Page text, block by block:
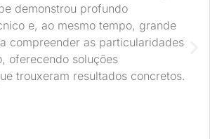
demonstrou profundo
e, ao mesmo tempo, grande
compreender as particularidades
oferecendo soluções
trouxeram resultados concretos.